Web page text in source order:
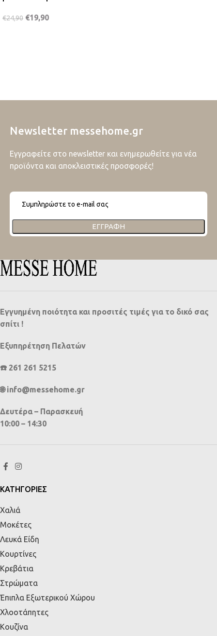
€24,90 €19,90
Newsletter messehome.gr
Εγγραφείτε στο newsletter και ενημερωθείτε για νέα
προϊόντα και αποκλειστικές προσφορές!
ΕΓΓΡΑΦΉ
Εγγυημένη ποιότητα και προσιτές τιμές για το δικό σας
σπίτι !
Εξυπηρέτηση Πελατών
☎️ 261 261 5215
🌐 info@messehome.gr
Δευτέρα – Παρασκευή
10:00 – 14:30
ΚΑΤΗΓΟΡΙΕΣ
Χαλιά
Μοκέτες
Λευκά Είδη
Κουρτίνες
Κρεβάτια
Στρώματα
Έπιπλα Εξωτερικού Χώρου
Χλοοτάπητες
Κουζίνα